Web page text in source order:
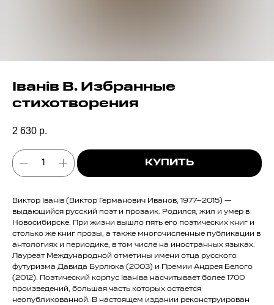
Iванiв В. Избранные
стихотворения
2 630 р.
КУПИТЬ
Виктор Iванiв (Виктор Германович Иванов, 1977–2015) —
выдающийся русский поэт и прозаик. Родился, жил и умер в
Новосибирске. При жизни вышло пять его поэтических книг и
столько же книг прозы, а также многочисленные публикации в
антологиях и периодике, в том числе на иностранных языках.
Лауреат Международной отметины имени отца русского
футуризма Давида Бурлюка (2003) и Премии Андрея Белого
(2012). Поэтический корпус Iванiва насчитывает более 1700
произведений, большая часть которых остается
неопубликованной. В настоящем издании реконструирован